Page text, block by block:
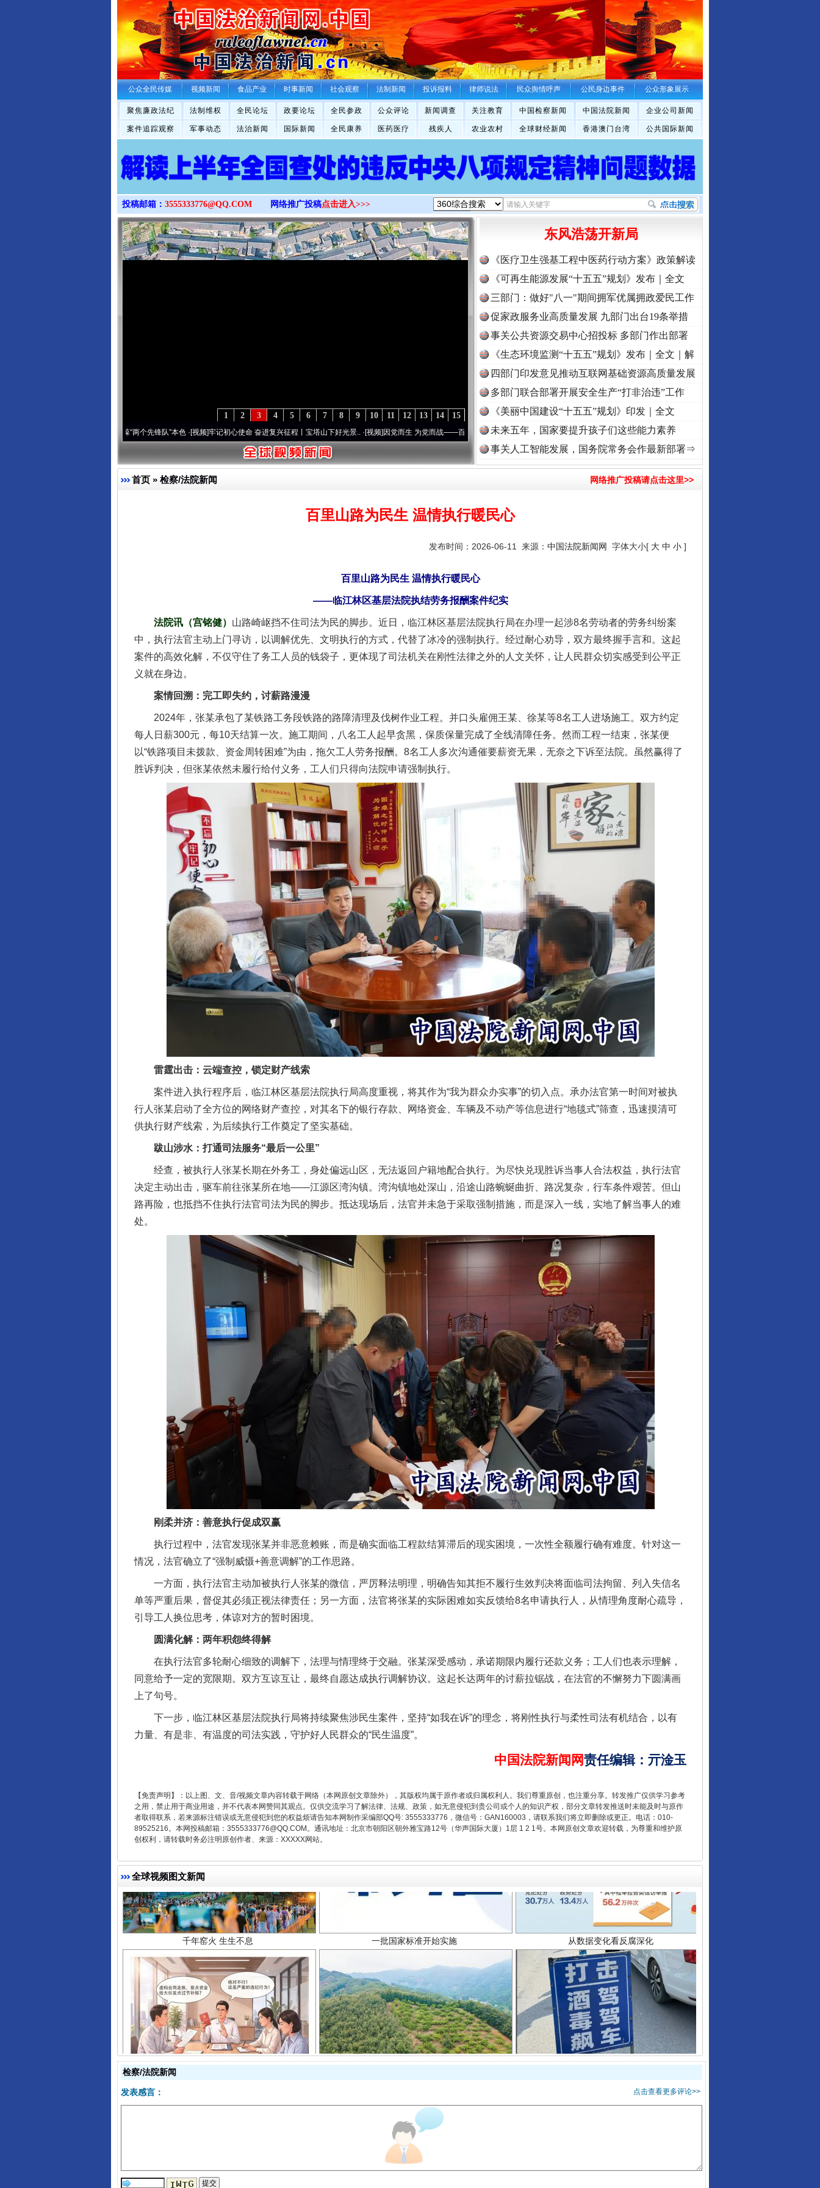
>
公众全民传媒 视频新闻 食品产业 时事新闻 社会观察 法制新闻 投诉报料 律师说法 民众舆情呼声 公民身边事件 公众形象展示
聚焦廉政法纪 法制维权 全民论坛 政要论坛 全民参政 公众评论 新闻调查 关注教育 中国检察新闻 中国法院新闻 企业公司新闻
案件追踪观察 军事动态 法治新闻 国际新闻 全民康养 医药医疗 残疾人 农业农村 全球财经新闻 香港澳门台湾 公共国际新闻
投稿邮箱： 3555333776@QQ.COM 网络推广投稿点击进入>>>
15
14
13
12
11
10
9
8
7
6
5
4
3
2
1
永葆“两个先锋队”本色·[视频]牢记初心使命 奋进复兴征程丨宝塔山下好光景..·[视频]因党而生 为党而战——百年“纪”事⑧加强纪律.. ·[视频]牢记初心使命 奋进复兴征程丨“转折之城”激荡..·[视频]
东风浩荡开新局
《医疗卫生强基工程中医药行动方案》政策解读
《可再生能源发展“十五五”规划》发布｜全文
三部门：做好"八一"期间拥军优属拥政爱民工作
促家政服务业高质量发展 九部门出台19条举措
事关公共资源交易中心招投标 多部门作出部署
《生态环境监测“十五五”规划》发布｜全文｜解
读
四部门印发意见推动互联网基础资源高质量发展
多部门联合部署开展安全生产“打非治违”工作
《美丽中国建设“十五五”规划》印发｜全文
未来五年，国家要提升孩子们这些能力素养
事关人工智能发展，国务院常务会作最新部署⇒
首页 » 检察/法院新闻 网络推广投稿请点击这里>>
百里山路为民生 温情执行暖民心
发布时间：2026-06-11 来源： 中国法院新闻网 字体大小[ 大 中 小 ]
百里山路为民生 温情执行暖民心
——临江林区基层法院执结劳务报酬案件纪实
法院讯（宫铭健） 山路崎岖挡不住司法为民的脚步。近日，临江林区基层法院执行局在办理一起涉8名劳动者的劳务纠纷案
中，执行法官主动上门寻访，以调解优先、文明执行的方式，代替了冰冷的强制执行。经过耐心劝导，双方最终握手言和。这起
案件的高效化解，不仅守住了务工人员的钱袋子，更体现了司法机关在刚性法律之外的人文关怀，让人民群众切实感受到公平正
义就在身边。
案情回溯：完工即失约，讨薪路漫漫
2024年，张某承包了某铁路工务段铁路的路障清理及伐树作业工程。并口头雇佣王某、徐某等8名工人进场施工。双方约定
每人日薪300元，每10天结算一次。施工期间，八名工人起早贪黑，保质保量完成了全线清障任务。然而工程一结束，张某便
以“铁路项目未拨款、资金周转困难”为由，拖欠工人劳务报酬。8名工人多次沟通催要薪资无果，无奈之下诉至法院。虽然赢得了
胜诉判决，但张某依然未履行给付义务，工人们只得向法院申请强制执行。
雷霆出击：云端查控，锁定财产线索
案件进入执行程序后，临江林区基层法院执行局高度重视，将其作为“我为群众办实事”的切入点。承办法官第一时间对被执
行人张某启动了全方位的网络财产查控，对其名下的银行存款、网络资金、车辆及不动产等信息进行“地毯式”筛查，迅速摸清可
供执行财产线索，为后续执行工作奠定了坚实基础。
跋山涉水：打通司法服务“最后一公里”
经查，被执行人张某长期在外务工，身处偏远山区，无法返回户籍地配合执行。为尽快兑现胜诉当事人合法权益，执行法官
决定主动出击，驱车前往张某所在地——江源区湾沟镇。湾沟镇地处深山，沿途山路蜿蜒曲折、路况复杂，行车条件艰苦。但山
路再险，也抵挡不住执行法官司法为民的脚步。抵达现场后，法官并未急于采取强制措施，而是深入一线，实地了解当事人的难
处。
刚柔并济：善意执行促成双赢
执行过程中，法官发现张某并非恶意赖账，而是确实面临工程款结算滞后的现实困境，一次性全额履行确有难度。针对这一
情况，法官确立了“强制威慑+善意调解”的工作思路。
一方面，执行法官主动加被执行人张某的微信，严厉释法明理，明确告知其拒不履行生效判决将面临司法拘留、列入失信名
单等严重后果，督促其必须正视法律责任；另一方面，法官将张某的实际困难如实反馈给8名申请执行人，从情理角度耐心疏导，
引导工人换位思考，体谅对方的暂时困境。
圆满化解：两年积怨终得解
在执行法官多轮耐心细致的调解下，法理与情理终于交融。张某深受感动，承诺期限内履行还款义务；工人们也表示理解，
同意给予一定的宽限期。双方互谅互让，最终自愿达成执行调解协议。这起长达两年的讨薪拉锯战，在法官的不懈努力下圆满画
上了句号。
下一步，临江林区基层法院执行局将持续聚焦涉民生案件，坚持“如我在诉”的理念，将刚性执行与柔性司法有机结合，以有
力量、有是非、有温度的司法实践，守护好人民群众的“民生温度”。
中国法院新闻网责任编辑： 亓淦玉
【免责声明】：以上图、文、音/视频文章内容转载于网络（本网原创文章除外），其版权均属于原作者或归属权利人。我们尊重原创，也注重分享。转发推广仅供学习参考
之用，禁止用于商业用途，并不代表本网赞同其观点。仅供交流学习了解法律、法规、政策，如无意侵犯到贵公司或个人的知识产权，部分文章转发推送时未能及时与原作
者取得联系，若来源标注错误或无意侵犯到您的权益烦请告知本网制作采编部QQ号: 3555333776，微信号：GAN160003，请联系我们将立即删除或更正。电话：010-
89525216。本网投稿邮箱：3555333776@QQ.COM。通讯地址：北京市朝阳区朝外雅宝路12号（华声国际大厦）1层 1 2 1号。本网原创文章欢迎转载，为尊重和维护原
创权利，请转载时务必注明原创作者、来源：XXXXX网站。
全球视频图文新闻
东山县通报“牛蛙产品抗生素超标问题”
揭开“小金库”的免责幌子 以产业富民促振兴 酒驾未被当场查获能处罚吗
受贿1.44亿！段成刚被判无期
检察/法院新闻
点击查看更多评论>>
发表感言：